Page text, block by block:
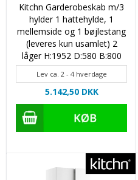
Kitchn Garderobeskab m/3
hylder 1 hattehylde, 1
mellemside og 1 bøjlestang
(leveres kun usamlet) 2
låger H:1952 D:580 B:800
Lev ca. 2 - 4 hverdage
5.142,50 DKK